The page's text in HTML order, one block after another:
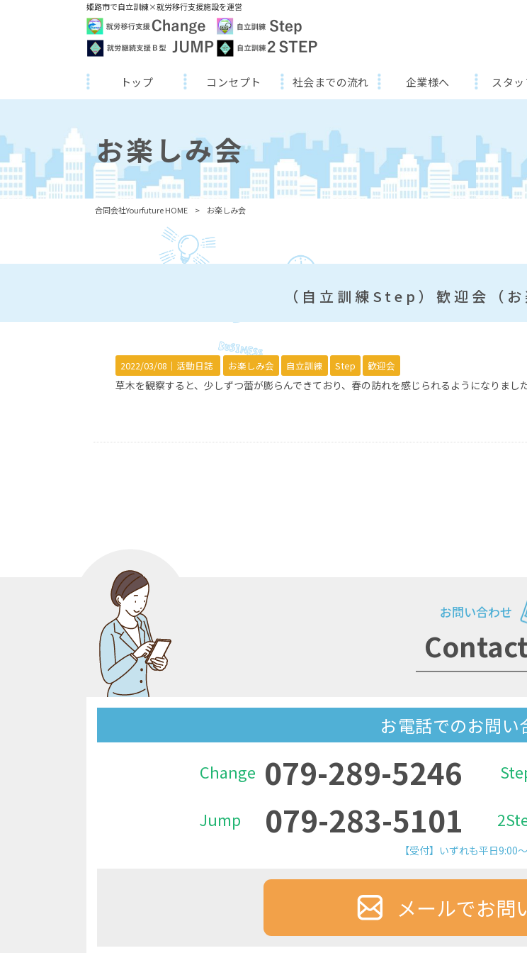
姫路市で自立訓練×就労移行支援施設を運営
トップ コンセプト 社会までの流れ 企業様へ スタ
お楽しみ会
合同会社Yourfuture HOME > お楽しみ会
（自立訓練Step）歓迎会（
2022/03/08｜ 活動日誌 お楽しみ会 自立訓練 Step 歓迎会
草木を観察すると、少しずつ蕾が膨らんできており、春の訪れを感じられるようになりまし
お問い合わせ
お電話でのお問い
Change 079-289-5246
Jump 079-283-5101
【受付】いずれも平日9:00
メールでお問